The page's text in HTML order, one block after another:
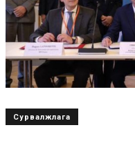
Сурвалжлага